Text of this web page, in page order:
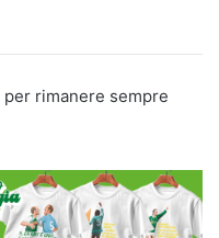
per rimanere sempre